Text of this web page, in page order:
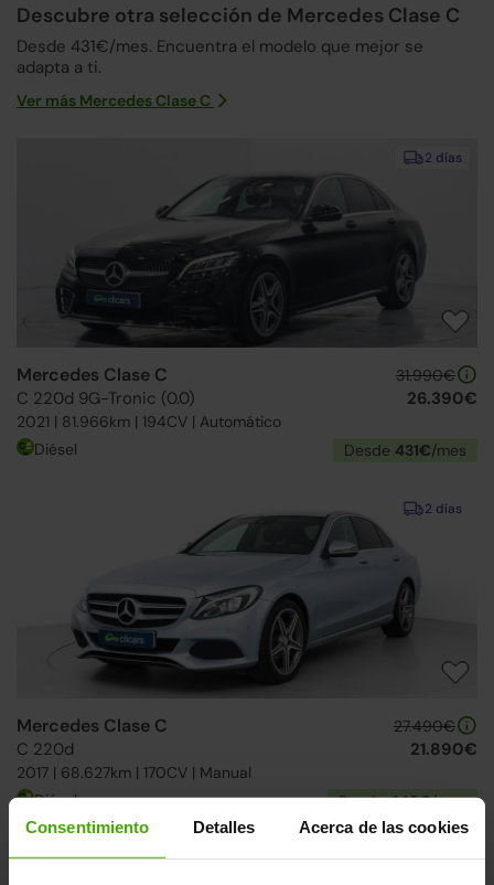
Consentimiento Detalles Acerca de las cookies
Descubre otra selección de Mercedes Clase C
Desde 431€/mes. Encuentra el modelo que mejor se
adapta a ti.
Ver más Mercedes Clase C
2 días
Mercedes Clase C
C 220d 9G-Tronic (0.0)
2021 | 81.966km | 194CV | Automático
31.990€
26.390€
Diésel Desde 431€/mes
2 días
Mercedes Clase C
C 220d
2017 | 68.627km | 170CV | Manual
27.490€
21.890€
Diésel Desde445€/mes
2 días
↓ 500€